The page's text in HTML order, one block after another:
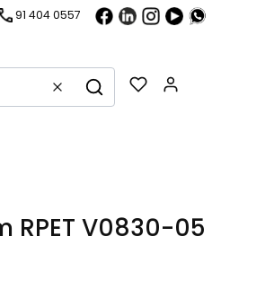
91 404 0557
WyczyśćSzukaj
RPET V0830-05